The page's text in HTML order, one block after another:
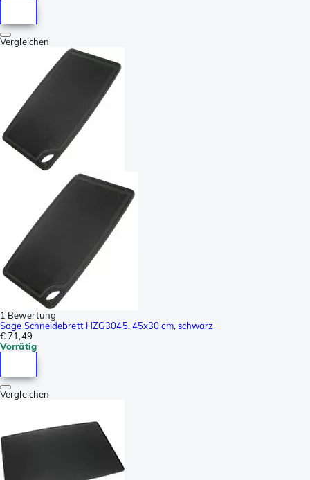
Vergleichen
1 Bewertung
Sage Schneidebrett HZG3045, 45x30 cm, schwarz
€ 71,49
Vorrätig
Vergleichen